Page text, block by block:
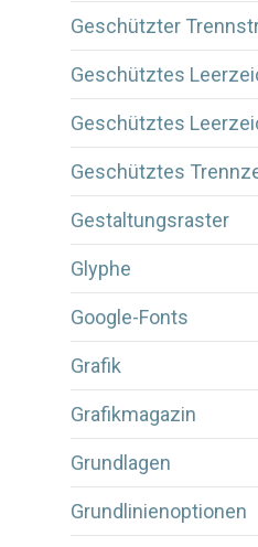
Geschützter
Geschütztes
Geschütztes
Geschütztes
Gestaltungsraster
Glyphe
Google-Fonts
Grafik
Grafikmagazin
Grundlagen
Grundlinienoptionen